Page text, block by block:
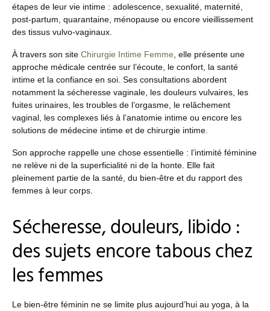
étapes de leur vie intime : adolescence, sexualité, maternité,
post-partum, quarantaine, ménopause ou encore vieillissement
des tissus vulvo-vaginaux.
À travers son site Chirurgie Intime Femme, elle présente une
approche médicale centrée sur l’écoute, le confort, la santé
intime et la confiance en soi. Ses consultations abordent
notamment la sécheresse vaginale, les douleurs vulvaires, les
fuites urinaires, les troubles de l’orgasme, le relâchement
vaginal, les complexes liés à l’anatomie intime ou encore les
solutions de médecine intime et de chirurgie intime.
Son approche rappelle une chose essentielle : l’intimité féminine
ne relève ni de la superficialité ni de la honte. Elle fait
pleinement partie de la santé, du bien-être et du rapport des
femmes à leur corps.
Sécheresse, douleurs, libido :
des sujets encore tabous chez
les femmes
Le bien-être féminin ne se limite plus aujourd’hui au yoga, à la